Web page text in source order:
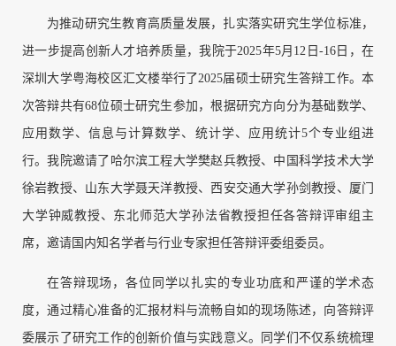
为推动研究生教育高质量发展，扎实落实研究生学位标准，
进一步提高创新人才培养质量，我院于2025年5月12日-16日，在
深圳大学粤海校区汇文楼举行了2025届硕士研究生答辩工作。本
次答辩共有68位硕士研究生参加，根据研究方向分为基础数学、
应用数学、信息与计算数学、统计学、应用统计5个专业组进
行。我院邀请了哈尔滨工程大学樊赵兵教授、中国科学技术大学
徐岩教授、山东大学聂天洋教授、西安交通大学孙剑教授、厦门
大学钟威教授、东北师范大学孙法省教授担任各答辩评审组主
席，邀请国内知名学者与行业专家担任答辩评委组委员。
在答辩现场，各位同学以扎实的专业功底和严谨的学术态
度，通过精心准备的汇报材料与流畅自如的现场陈述，向答辩评
委展示了研究工作的创新价值与实践意义。同学们不仅系统梳理